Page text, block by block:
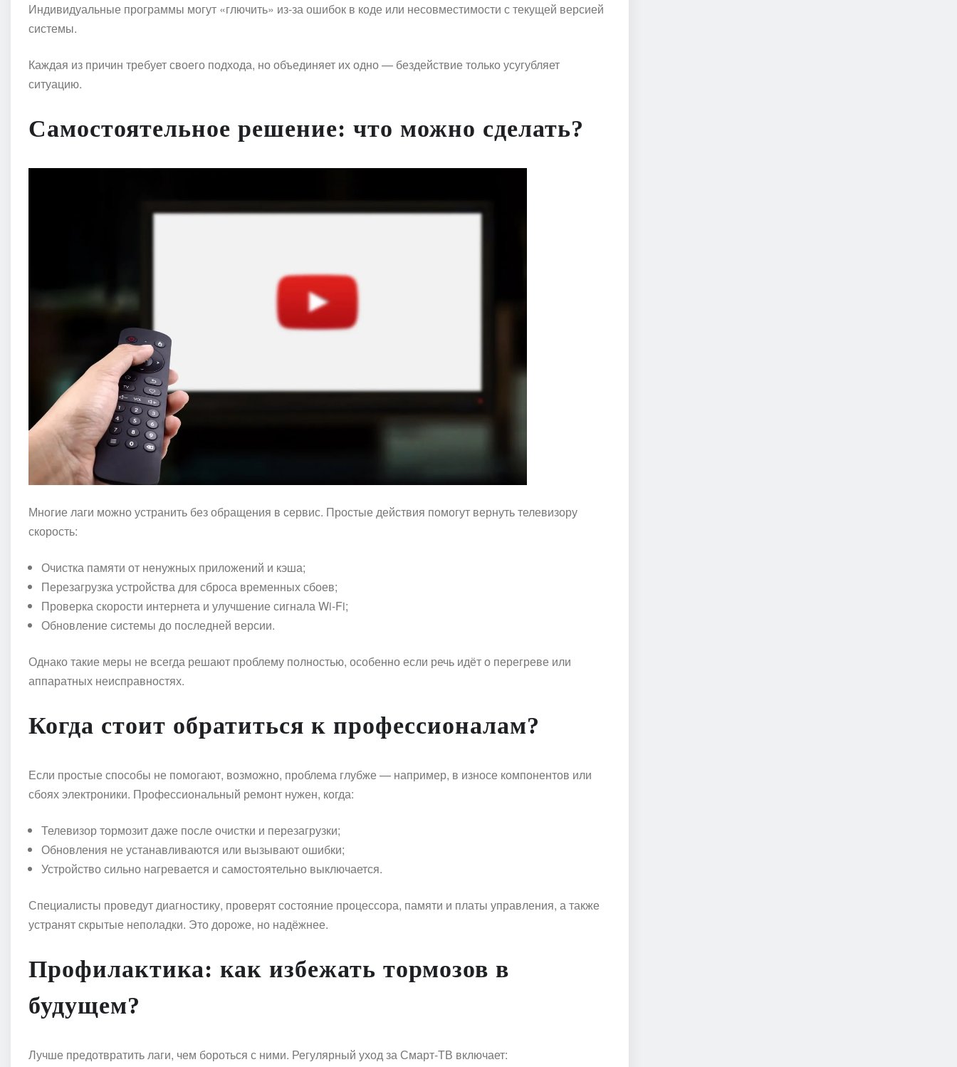
Индивидуальные программы могут «глючить» из-за ошибок в коде или несовместимости с текущей версией
системы.
Каждая из причин требует своего подхода, но объединяет их одно — бездействие только усугубляет
ситуацию.
Самостоятельное решение: что можно сделать?
Многие лаги можно устранить без обращения в сервис. Простые действия помогут вернуть телевизору
скорость:
Очистка памяти от ненужных приложений и кэша;
Перезагрузка устройства для сброса временных сбоев;
Проверка скорости интернета и улучшение сигнала Wi-Fi;
Обновление системы до последней версии.
Однако такие меры не всегда решают проблему полностью, особенно если речь идёт о перегреве или
аппаратных неисправностях.
Когда стоит обратиться к профессионалам?
Если простые способы не помогают, возможно, проблема глубже — например, в износе компонентов или
сбоях электроники. Профессиональный ремонт нужен, когда:
Телевизор тормозит даже после очистки и перезагрузки;
Обновления не устанавливаются или вызывают ошибки;
Устройство сильно нагревается и самостоятельно выключается.
Специалисты проведут диагностику, проверят состояние процессора, памяти и платы управления, а также
устранят скрытые неполадки. Это дороже, но надёжнее.
Профилактика: как избежать тормозов в
будущем?
Лучше предотвратить лаги, чем бороться с ними. Регулярный уход за Смарт-ТВ включает: